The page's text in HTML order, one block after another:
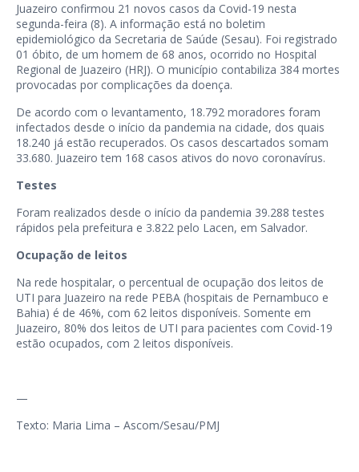
Juazeiro confirmou 21 novos casos da Covid-19 nesta
segunda-feira (8). A informação está no boletim
epidemiológico da Secretaria de Saúde (Sesau). Foi registrado
01 óbito, de um homem de 68 anos, ocorrido no Hospital
Regional de Juazeiro (HRJ). O município contabiliza 384 mortes
provocadas por complicações da doença.
De acordo com o levantamento, 18.792 moradores foram
infectados desde o início da pandemia na cidade, dos quais
18.240 já estão recuperados. Os casos descartados somam
33.680. Juazeiro tem 168 casos ativos do novo coronavírus.
Testes
Foram realizados desde o início da pandemia 39.288 testes
rápidos pela prefeitura e 3.822 pelo Lacen, em Salvador.
Ocupação de leitos
Na rede hospitalar, o percentual de ocupação dos leitos de
UTI para Juazeiro na rede PEBA (hospitais de Pernambuco e
Bahia) é de 46%, com 62 leitos disponíveis. Somente em
Juazeiro, 80% dos leitos de UTI para pacientes com Covid-19
estão ocupados, com 2 leitos disponíveis.
—
Texto: Maria Lima – Ascom/Sesau/PMJ